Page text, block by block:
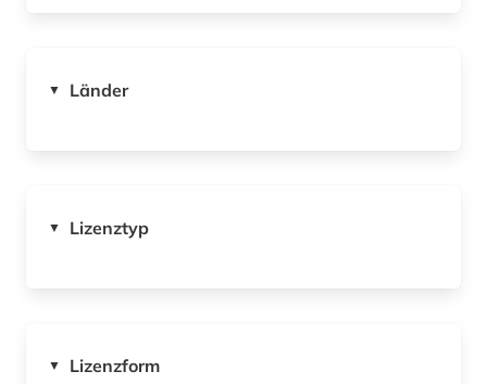
▼ Länder
▼ Lizenztyp
▼ Lizenzform